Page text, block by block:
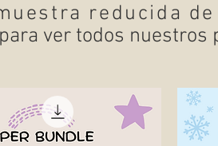
reducida
ver todos nuestros